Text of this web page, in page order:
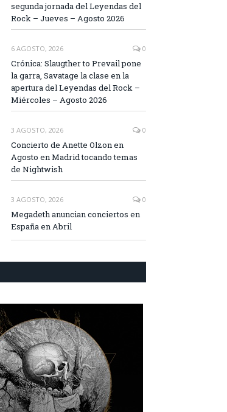
segunda jornada del Leyendas del
Rock – Jueves – Agosto 2026
6 AGOSTO, 2026 0
Crónica: Slaugther to Prevail pone
la garra, Savatage la clase en la
apertura del Leyendas del Rock –
Miércoles – Agosto 2026
3 AGOSTO, 2026 0
Concierto de Anette Olzon en
Agosto en Madrid tocando temas
de Nightwish
3 AGOSTO, 2026 0
Megadeth anuncian conciertos en
España en Abril